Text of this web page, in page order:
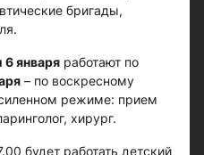
бригады,
6 января работают по
– по воскресному
режиме: прием
хирург.
будет работать детский